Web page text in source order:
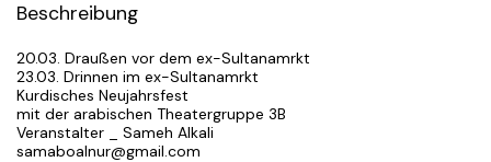
Beschreibung
20.03. Draußen vor dem ex-Sultanamrkt
23.03. Drinnen im ex-Sultanamrkt
Kurdisches Neujahrsfest
mit der arabischen Theatergruppe 3B
Veranstalter _ Sameh Alkali
samaboalnur@gmail.com